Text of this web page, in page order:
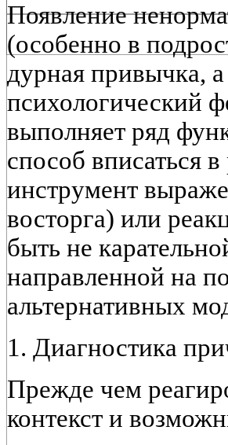
Появление
(особенно в
дурная привычка,
психологический
выполняет ряд
способ вписаться
инструмент
восторга) или
быть не
направленной на
альтернативных
1. Диагностика
Прежде чем
контекст и